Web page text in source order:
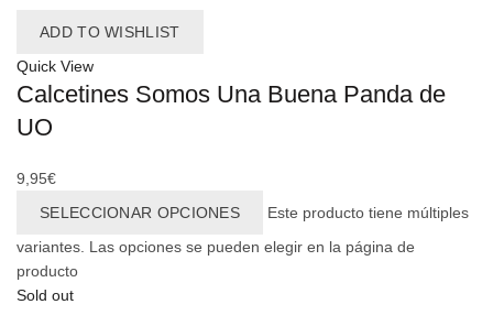
ADD TO WISHLIST
Quick View
Calcetines Somos Una Buena Panda de
UO
9,95€
SELECCIONAR OPCIONES
Este producto tiene múltiples
variantes. Las opciones se pueden elegir en la página de
producto
Sold out